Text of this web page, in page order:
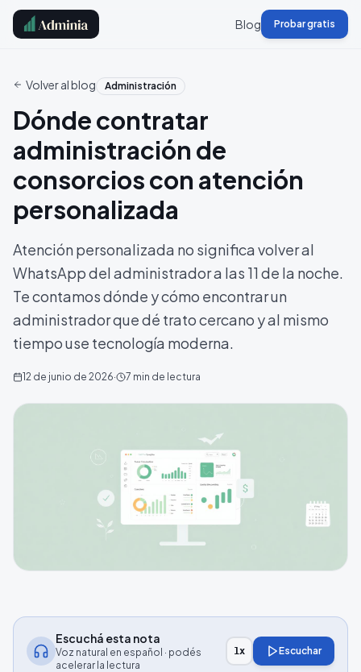
Blog Probar gratis
Volver al blog Administración
Dónde contratar
administración de
consorcios con atención
personalizada
Atención personalizada no significa volver al
WhatsApp del administrador a las 11 de la noche.
Te contamos dónde y cómo encontrar un
administrador que dé trato cercano y al mismo
tiempo use tecnología moderna.
12 de junio de 2026· 7 min de lectura
Escuchá esta nota
Voz natural en español · podés
acelerar la lectura
1x Escuchar